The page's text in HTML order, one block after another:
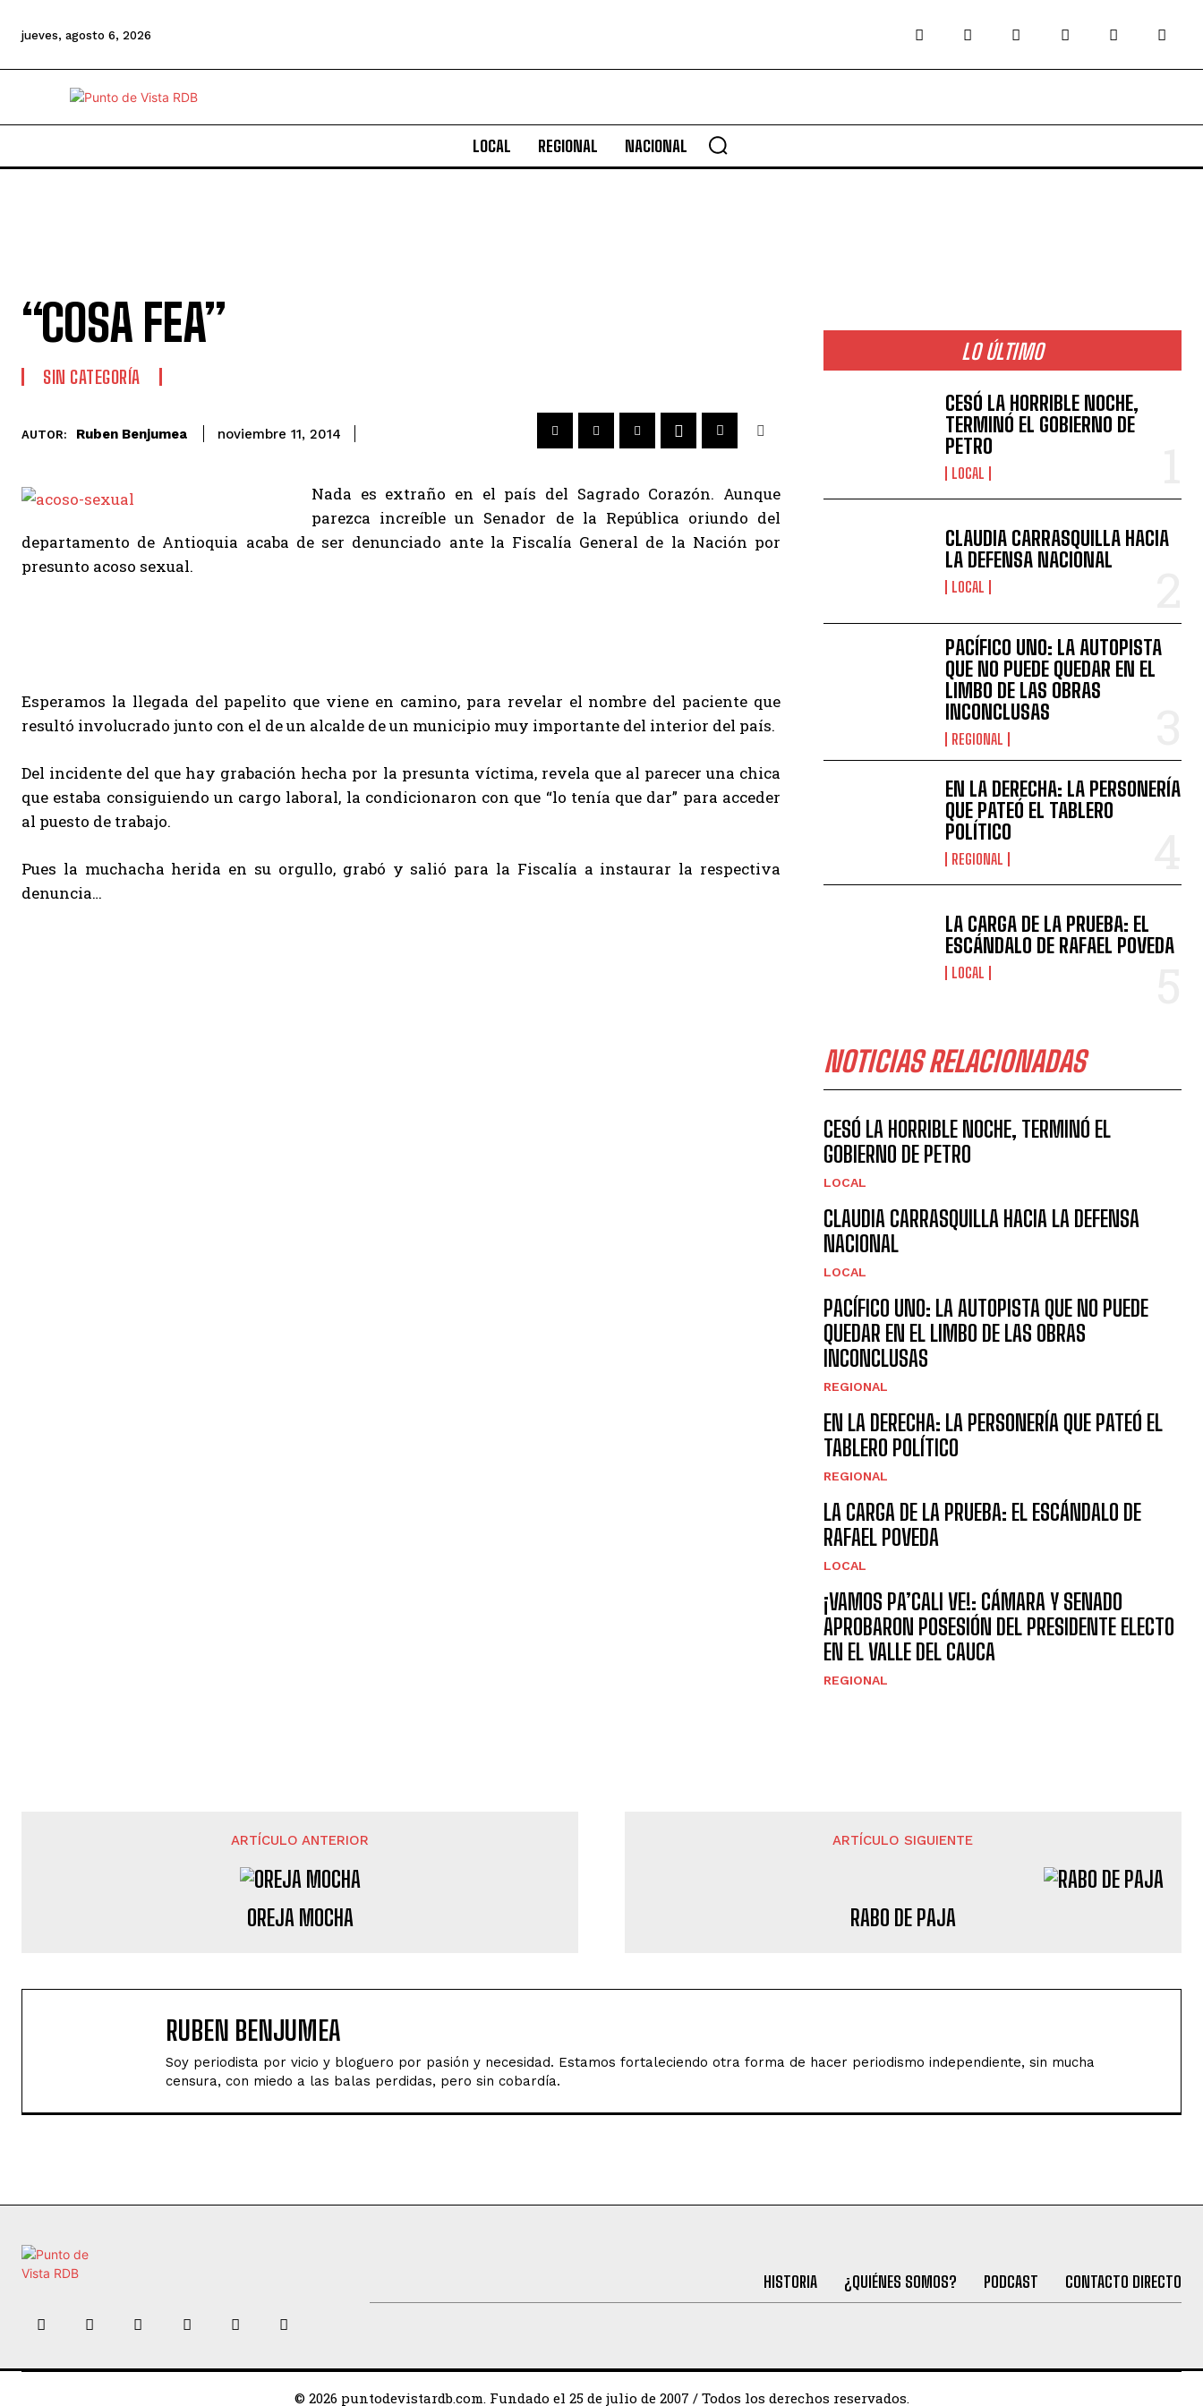
jueves, agosto 6, 2026
LOCAL REGIONAL NACIONAL
“COSA FEA”
SIN CATEGORÍA
AUTOR: Ruben Benjumea noviembre 11, 2014
Nada es extraño en el país del Sagrado Corazón. Aunque
parezca increíble un Senador de la República oriundo del
departamento de Antioquia acaba de ser denunciado ante la Fiscalía General de la Nación por
presunto acoso sexual.
Esperamos la llegada del papelito que viene en camino, para revelar el nombre del paciente que
resultó involucrado junto con el de un alcalde de un municipio muy importante del interior del país.
Del incidente del que hay grabación hecha por la presunta víctima, revela que al parecer una chica
que estaba consiguiendo un cargo laboral, la condicionaron con que “lo tenía que dar” para acceder
al puesto de trabajo.
Pues la muchacha herida en su orgullo, grabó y salió para la Fiscalía a instaurar la respectiva
denuncia…
LO ÚLTIMO
CESÓ LA HORRIBLE NOCHE,
TERMINÓ EL GOBIERNO DE
PETRO
LOCAL
CLAUDIA CARRASQUILLA HACIA
LA DEFENSA NACIONAL
LOCAL
PACÍFICO UNO: LA AUTOPISTA
QUE NO PUEDE QUEDAR EN EL
LIMBO DE LAS OBRAS
INCONCLUSAS
REGIONAL
EN LA DERECHA: LA PERSONERÍA
QUE PATEÓ EL TABLERO
POLÍTICO
REGIONAL
LA CARGA DE LA PRUEBA: EL
ESCÁNDALO DE RAFAEL POVEDA
LOCAL
NOTICIAS RELACIONADAS
CESÓ LA HORRIBLE NOCHE, TERMINÓ EL
GOBIERNO DE PETRO
LOCAL
CLAUDIA CARRASQUILLA HACIA LA DEFENSA
NACIONAL
LOCAL
PACÍFICO UNO: LA AUTOPISTA QUE NO PUEDE
QUEDAR EN EL LIMBO DE LAS OBRAS
INCONCLUSAS
REGIONAL
EN LA DERECHA: LA PERSONERÍA QUE PATEÓ EL
TABLERO POLÍTICO
REGIONAL
LA CARGA DE LA PRUEBA: EL ESCÁNDALO DE
RAFAEL POVEDA
LOCAL
¡VAMOS PA’CALI VE!: CÁMARA Y SENADO
APROBARON POSESIÓN DEL PRESIDENTE ELECTO
EN EL VALLE DEL CAUCA
REGIONAL
ARTÍCULO ANTERIOR
OREJA MOCHA
ARTÍCULO SIGUIENTE
RABO DE PAJA
RUBEN BENJUMEA
Soy periodista por vicio y bloguero por pasión y necesidad. Estamos fortaleciendo otra forma de hacer periodismo independiente, sin mucha
censura, con miedo a las balas perdidas, pero sin cobardía.
HISTORIA ¿QUIÉNES SOMOS? PODCAST CONTACTO DIRECTO
© 2026 puntodevistardb.com. Fundado el 25 de julio de 2007 / Todos los derechos reservados.